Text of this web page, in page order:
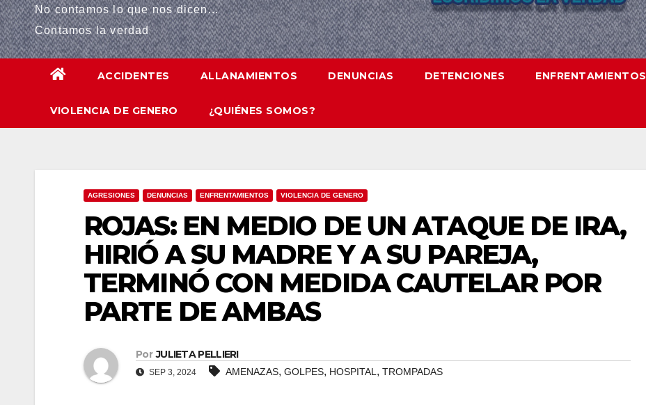
No contamos lo que nos dicen...
Contamos la verdad
ACCIDENTES ALLANAMIENTOS DENUNCIAS DETENCIONES ENFRENTAMIENTOS
VIOLENCIA DE GENERO ¿QUIÉNES SOMOS?
AGRESIONES DENUNCIAS ENFRENTAMIENTOS VIOLENCIA DE GENERO
ROJAS: EN MEDIO DE UN ATAQUE DE IRA,
HIRIÓ A SU MADRE Y A SU PAREJA,
TERMINÓ CON MEDIDA CAUTELAR POR
PARTE DE AMBAS
Por JULIETA PELLIERI
SEP 3, 2024 AMENAZAS, GOLPES, HOSPITAL , TROMPADAS